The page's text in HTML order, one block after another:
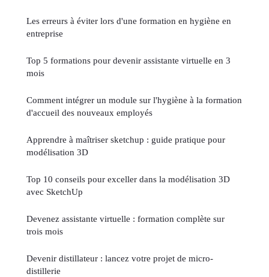
Les erreurs à éviter lors d'une formation en hygiène en
entreprise
Top 5 formations pour devenir assistante virtuelle en 3
mois
Comment intégrer un module sur l'hygiène à la formation
d'accueil des nouveaux employés
Apprendre à maîtriser sketchup : guide pratique pour
modélisation 3D
Top 10 conseils pour exceller dans la modélisation 3D
avec SketchUp
Devenez assistante virtuelle : formation complète sur
trois mois
Devenir distillateur : lancez votre projet de micro-
distillerie